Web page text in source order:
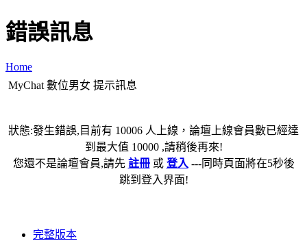
錯誤訊息
Home
MyChat 數位男女 提示訊息
狀態:發生錯誤,目前有 10006 人上線，論壇上線會員數已經達
到最大值 10000 ,請稍後再來!
您還不是論壇會員,請先 註冊或 登入 ---同時頁面將在5秒後
跳到登入界面!
完整版本